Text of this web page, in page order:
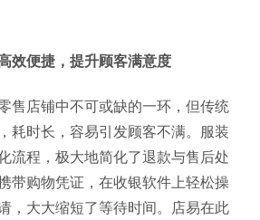
效便捷，提升顾客满意度
售店铺中不可或缺的一环，但传统
耗时长，容易引发顾客不满。服装
流程，极大地简化了退款与售后处
带购物凭证，在收银软件上轻松操
，大大缩短了等待时间。店易在此